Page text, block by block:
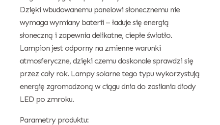
Dzięki wbudowanemu panelowi słonecznemu nie
wymaga wymiany baterii – ładuje się energią
słoneczną i zapewnia delikatne, ciepłe światło.
Lampion jest odporny na zmienne warunki
atmosferyczne, dzięki czemu doskonale sprawdzi się
przez cały rok. Lampy solarne tego typu wykorzystują
energię zgromadzoną w ciągu dnia do zasilania diody
LED po zmroku.
Parametry produktu: